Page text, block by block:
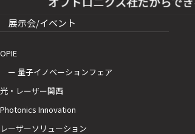
展示会/イベント
OPIE
ー 量子イノベーションフェア
光・レーザー関西
Photonics Innovation
レーザーソリューション